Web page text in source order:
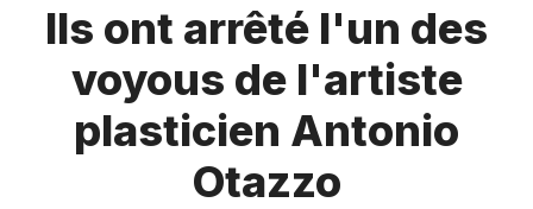
Ils ont arrêté l'un des
voyous de l'artiste
plasticien Antonio
Otazzo